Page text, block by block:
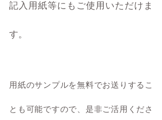
記入用紙等にもご使用いただけま
す。
用紙のサンプルを無料でお送りするこ
とも可能ですので、是非ご活用くださ